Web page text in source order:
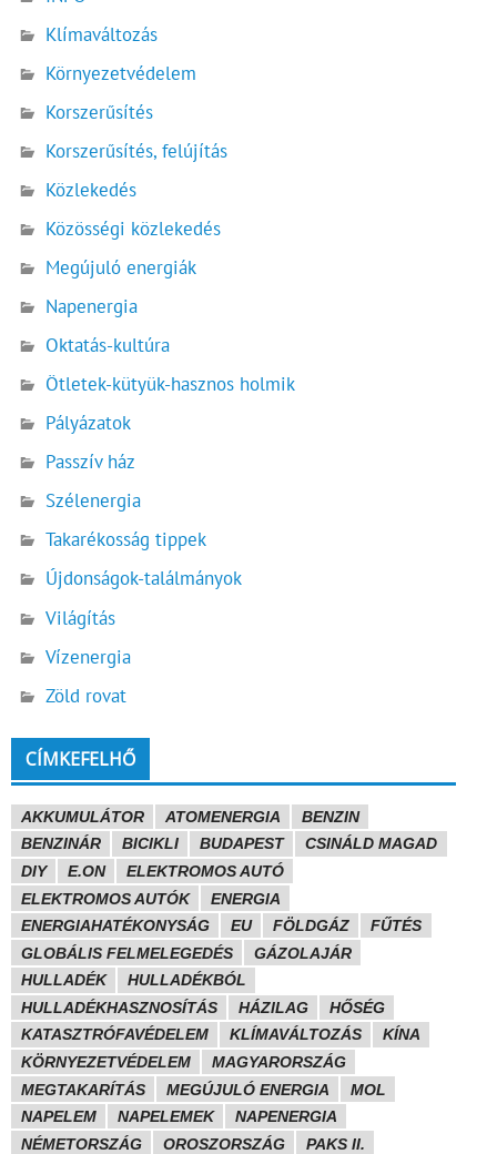
Klímaváltozás
Környezetvédelem
Korszerűsítés
Korszerűsítés, felújítás
Közlekedés
Közösségi közlekedés
Megújuló energiák
Napenergia
Oktatás-kultúra
Ötletek-kütyük-hasznos holmik
Pályázatok
Passzív ház
Szélenergia
Takarékosság tippek
Újdonságok-találmányok
Világítás
Vízenergia
Zöld rovat
CÍMKEFELHŐ
AKKUMULÁTOR ATOMENERGIA
BENZIN
BENZINÁR
BICIKLI BUDAPEST
CSINÁLD MAGAD
DIY
E.ON
ELEKTROMOS AUTÓ
ELEKTROMOS AUTÓK
ENERGIA
ENERGIAHATÉKONYSÁG
EU FÖLDGÁZ
FŰTÉS
GLOBÁLIS FELMELEGEDÉS
GÁZOLAJÁR
HULLADÉK
HULLADÉKBÓL
HULLADÉKHASZNOSÍTÁS
HÁZILAG
HŐSÉG
KATASZTRÓFAVÉDELEM
KLÍMAVÁLTOZÁS
KÍNA
KÖRNYEZETVÉDELEM
MAGYARORSZÁG
MEGTAKARÍTÁS
MEGÚJULÓ ENERGIA
MOL
NAPELEM
NAPELEMEK
NAPENERGIA
NÉMETORSZÁG
OROSZORSZÁG
PAKS II.